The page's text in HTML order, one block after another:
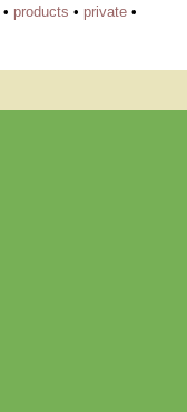
• products • private •